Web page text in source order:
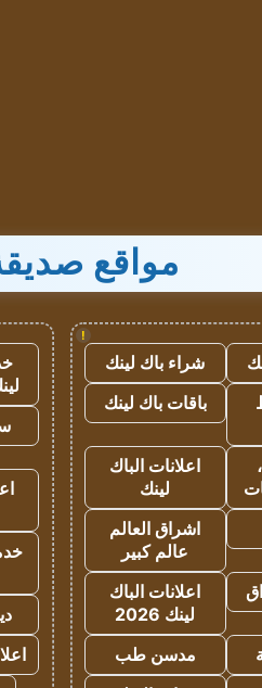
مواقع
!
شراء باك لينك
باقات باك لينك
اعلانات الباك
لينك
اشراق العالم
عالم كبير
اعلانات الباك
لينك 2026
مدسن طب